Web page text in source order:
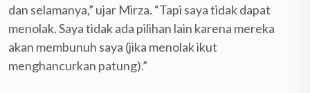
dan selamanya,” ujar Mirza. “Tapi saya tidak dapat
menolak. Saya tidak ada pilihan lain karena mereka
akan membunuh saya (jika menolak ikut
menghancurkan patung).”